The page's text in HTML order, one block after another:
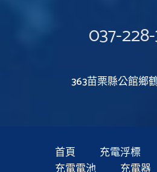
037-
363苗栗縣公館鄉
首頁 充電浮標